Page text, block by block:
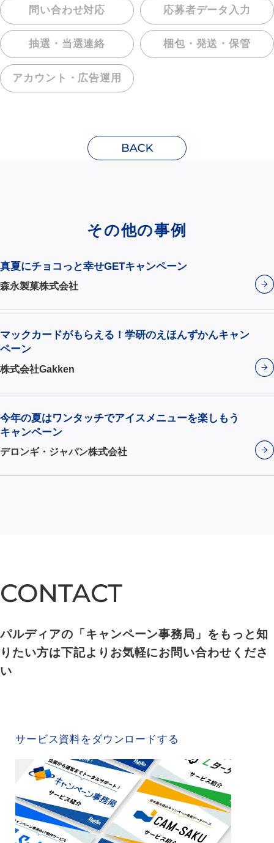
問い合わせ対応 応募者データ入力
抽選・当選連絡 梱包・発送・保管
アカウント・ 広告運用
その他の事例
真夏にチョコっと幸せGETキャンペーン
森永製菓株式会社
マックカードがもらえる！学研のえほんずかんキャン
ペーン
株式会社Gakken
今年の夏はワンタッチでアイスメニューを楽しもう
キャンペーン
デロンギ・ジャパン株式会社
CONTACT
CONTACT
パルディアの「キャンペーン事務局」をもっと知
りたい方は下記よりお気軽にお問い合わせくださ
い
サービス資料をダウンロードする